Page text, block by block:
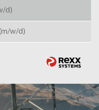
d)
w/d)